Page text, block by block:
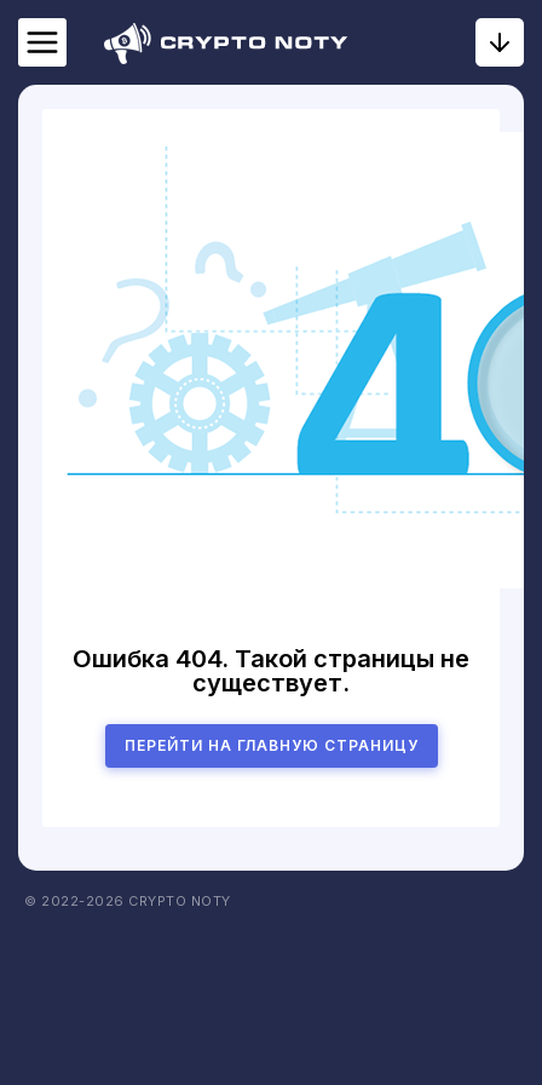
Ошибка 404. Такой страницы не
существует.
ПЕРЕЙТИ НА ГЛАВНУЮ СТРАНИЦУ
© 2022-2026 CRYPTO NOTY